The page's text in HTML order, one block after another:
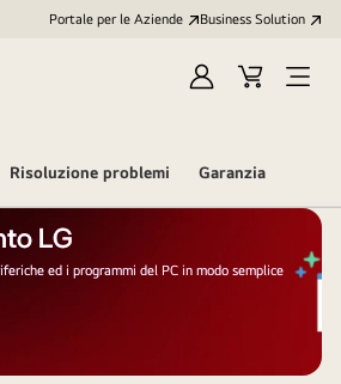
Portale per le Aziende Business Solution
AccediCart
Open
Risoluzione problemi Garanzia
LG
ed i programmi del PC in modo semplice